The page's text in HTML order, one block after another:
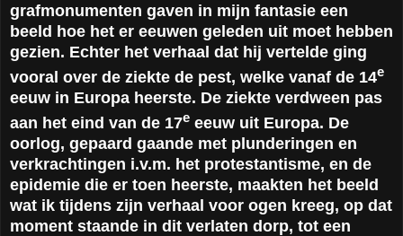
grafmonumenten gaven in mijn fantasie een
beeld hoe het er eeuwen geleden uit moet hebben
gezien. Echter het verhaal dat hij vertelde ging
vooral over de ziekte de pest, welke vanaf de 14e
eeuw in Europa heerste. De ziekte verdween pas
aan het eind van de 17e eeuw uit Europa. De
oorlog, gepaard gaande met plunderingen en
verkrachtingen i.v.m. het protestantisme, en de
epidemie die er toen heerste, maakten het beeld
wat ik tijdens zijn verhaal voor ogen kreeg, op dat
moment staande in dit verlaten dorp, tot een